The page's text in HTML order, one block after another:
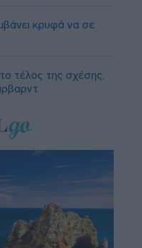
κρυφά να σε
τέλος της σχέσης,